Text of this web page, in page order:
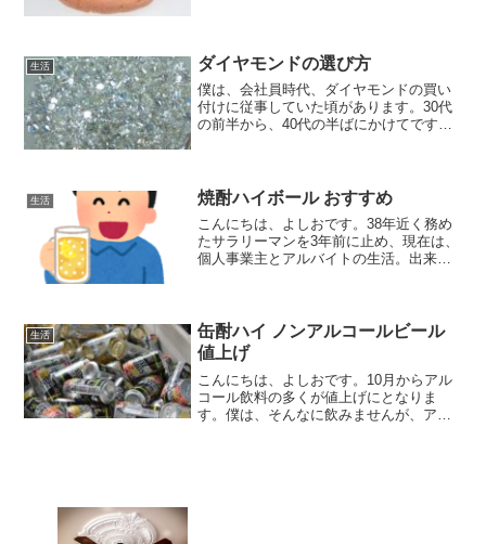
とろーりと出てくるチャ...
生活 ダイヤモンドの選び方
僕は、会社員時代、ダイヤモンドの買い
付けに従事していた頃があります。30代
の前半から、40代の半ばにかけてです。
で手掛けている会社でした。
生活 焼酎ハイボール おすすめ
こんにちは、よしおです。38年近く務め
たサラリーマンを3年前に止め、現在は、
個人事業主とアルバイトの生活。出来れ
ンの量販店でアルバイト...
生活
缶酎ハイ ノンアルコールビール
値上げ
こんにちは、よしおです。10月からアル
コール飲料の多くが値上げにとなりま
す。僕は、そんなに飲みませんが、アル